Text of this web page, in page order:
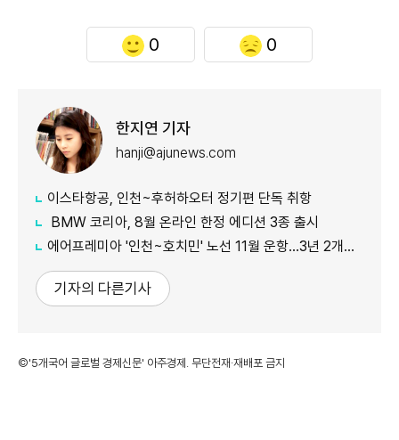
0 0
한지연 기자
hanji@ajunews.com
이스타항공, 인천~후허하오터 정기편 단독 취항
BMW 코리아, 8월 온라인 한정 에디션 3종 출시
에어프레미아 '인천~호치민' 노선 11월 운항…3년 2개월 만 재개
기자의 다른기사
©'5개국어 글로벌 경제신문' 아주경제. 무단전재·재배포 금지